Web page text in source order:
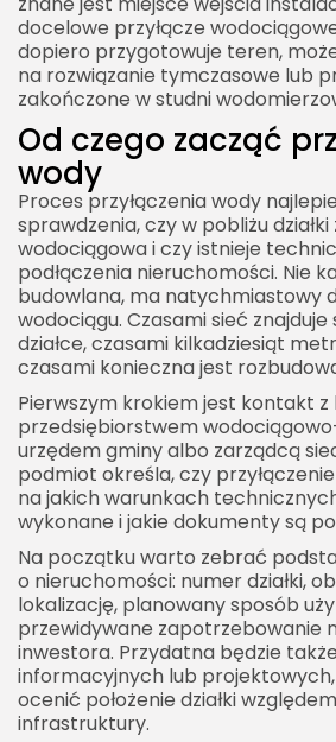
docelowe przyłącze
dopiero przygotowuje teren,
na rozwiązanie tymczasowe lub
zakończone w studni
Od czego zacząć
wody
Proces przyłączenia wody
sprawdzenia, czy w pobliżu działki
wodociągowa i czy istnieje
podłączenia nieruchomości. Nie
budowlana, ma natychmiastowy
wodociągu. Czasami sieć
działce, czasami kilkadziesiąt
czasami konieczna jest
Pierwszym krokiem jest kontakt
przedsiębiorstwem
urzędem gminy albo zarządcą
podmiot określa, czy
na jakich warunkach
wykonane i jakie dokumenty są
Na początku warto zebrać
o nieruchomości: numer działki,
lokalizację, planowany sposób
przewidywane zapotrzebowanie
inwestora. Przydatna będzie
informacyjnych lub
ocenić położenie działki
infrastruktury.